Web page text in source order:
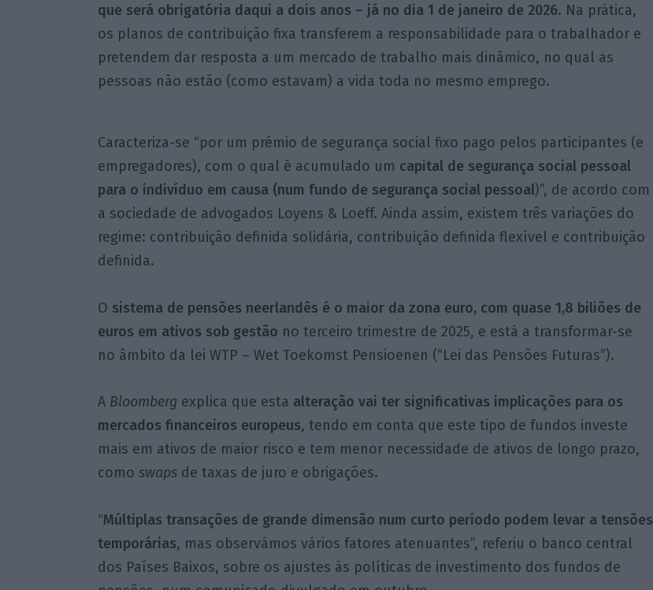
que será obrigatória daqui a dois anos – já no dia 1 de janeiro de 2026. Na prática,
os planos de contribuição fixa transferem a responsabilidade para o trabalhador e
pretendem dar resposta a um mercado de trabalho mais dinâmico, no qual as
pessoas não estão (como estavam) a vida toda no mesmo emprego.
Caracteriza-se “por um prémio de segurança social fixo pago pelos participantes (e
empregadores), com o qual é acumulado um capital de segurança social pessoal
para o indivíduo em causa (num fundo de segurança social pessoal)”, de acordo com
a sociedade de advogados Loyens & Loeff. Ainda assim, existem três variações do
regime: contribuição definida solidária, contribuição definida flexível e contribuição
definida.
O sistema de pensões neerlandês é o maior da zona euro, com quase 1,8 biliões de
euros em ativos sob gestão no terceiro trimestre de 2025, e está a transformar-se
no âmbito da lei WTP – Wet Toekomst Pensioenen (“Lei das Pensões Futuras”).
A Bloomberg explica que esta alteração vai ter significativas implicações para os
mercados financeiros europeus, tendo em conta que este tipo de fundos investe
mais em ativos de maior risco e tem menor necessidade de ativos de longo prazo,
como swaps de taxas de juro e obrigações.
“Múltiplas transações de grande dimensão num curto período podem levar a tensões
temporárias, mas observámos vários fatores atenuantes”, referiu o banco central
dos Países Baixos, sobre os ajustes às políticas de investimento dos fundos de